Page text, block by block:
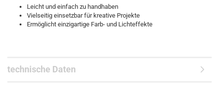
Leicht und einfach zu handhaben
Vielseitig einsetzbar für kreative Projekte
Ermöglicht einzigartige Farb- und Lichteffekte
technische Daten